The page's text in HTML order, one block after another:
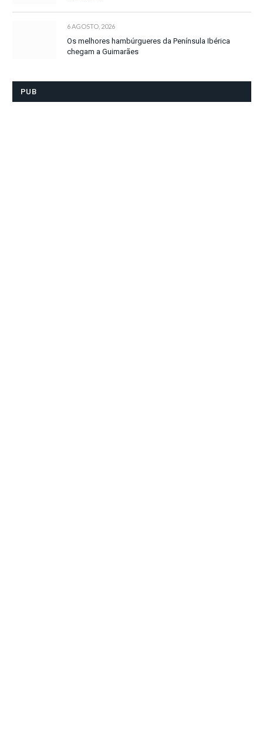
6 AGOSTO, 2026
Os melhores hambúrgueres da Península Ibérica
chegam a Guimarães
PUB